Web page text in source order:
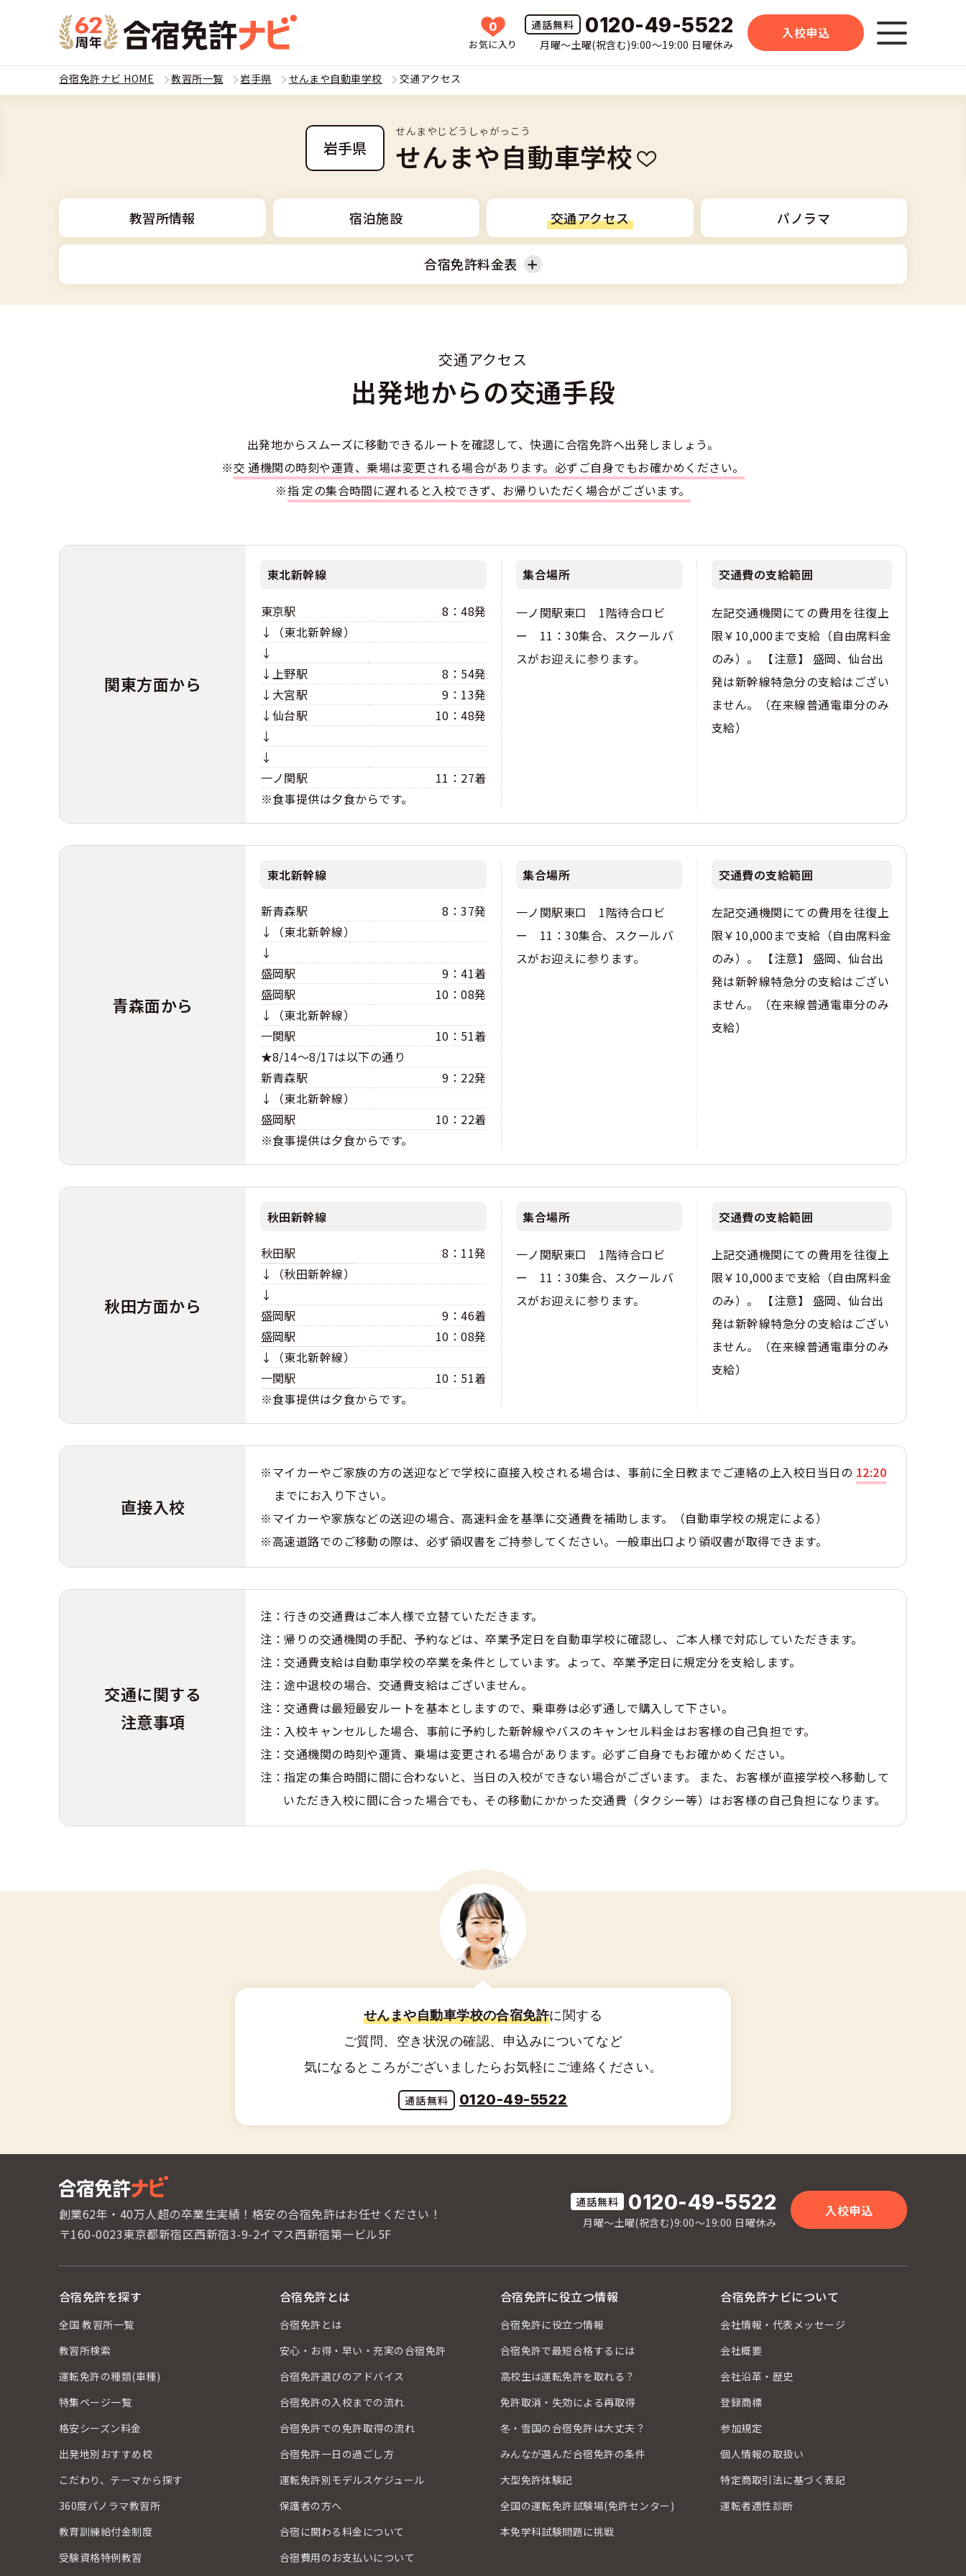
0
お気に入り
0120-49-5522
月曜〜土曜(祝含む)9:00〜19:00 日曜休み
入校申込
教習所一覧
運転免許の種類(車種)を選ぶ
普通車
大特
けん引
中型二種
大型二種
合宿免許を探す
教習所検索
運転免許の種類(車種)
360度パノラマ教習所
教育訓練給付金制度
合宿免許とは
安心・お得・早い・充実の合宿免許
合宿免許での免許取得の流れ
運転免許別モデルスケジュール
保護者の方へ
合宿費用のお支払いについて
合宿免許に必要な持ち物
合宿免許 体験談・口コミ
合宿免許 よくある質問
まるわかり！合宿免許Q＆A
免許取消・失効による再取得
冬・雪国の合宿免許は大丈夫？
みんなが選んだ合宿免許の条件
大型免許体験記
全国の運転免許試験場(免許センター)
本免学科試験問題に挑戦
登録商標
個人情報の取扱い
特定商取引法に基づく表示
入校申込
合宿免許ナビ HOME 教習所一覧 岩手県 せんまや自動車学校 交通アクセス
岩手県
せんまやじどうしゃがっこう
せんまや自動車学校
教習所情報 宿泊施設 交通アクセス パノラマ
合宿免許料金表
大型二種
交通アクセス
出発地からの交通手段
出発地からスムーズに移動できるルートを確認して、快適に合宿免許へ出発しましょう。
※
交通機関の時刻や運賃、乗場は変更される場合があります。必ずご自身でもお確かめください。
※
指定の集合時間に遅れると入校できず、お帰りいただく場合がございます。
関東方面から
東北新幹線
東京駅
8：48発
↓（東北新幹線）
↓
↓上野駅
8：54発
↓大宮駅
9：13発
↓仙台駅
10：48発
↓
↓
一ノ関駅
11：27着
※食事提供は夕食からです。
集合場所
一ノ関駅東口 1階待合ロビ
ー 11：30集合、スクールバ
スがお迎えに参ります。
交通費の支給範囲
左記交通機関にての費用を往復上
限￥10,000まで支給（自由席料金
のみ）。 【注意】 盛岡、仙台出
発は新幹線特急分の支給はござい
ません。（在来線普通電車分のみ
支給）
青森面から
東北新幹線
新青森駅
8：37発
↓（東北新幹線）
↓
盛岡駅
9：41着
盛岡駅
10：08発
↓（東北新幹線）
一関駅
10：51着
★8/14～8/17は以下の通り
新青森駅
9：22発
↓（東北新幹線）
盛岡駅
10：22着
※食事提供は夕食からです。
集合場所
一ノ関駅東口 1階待合ロビ
ー 11：30集合、スクールバ
スがお迎えに参ります。
交通費の支給範囲
左記交通機関にての費用を往復上
限￥10,000まで支給（自由席料金
のみ）。 【注意】 盛岡、仙台出
発は新幹線特急分の支給はござい
ません。（在来線普通電車分のみ
支給）
秋田方面から
秋田新幹線
秋田駅
8：11発
↓（秋田新幹線）
↓
盛岡駅
9：46着
盛岡駅
10：08発
↓（東北新幹線）
一関駅
10：51着
※食事提供は夕食からです。
集合場所
一ノ関駅東口 1階待合ロビ
ー 11：30集合、スクールバ
スがお迎えに参ります。
交通費の支給範囲
上記交通機関にての費用を往復上
限￥10,000まで支給（自由席料金
のみ）。 【注意】 盛岡、仙台出
発は新幹線特急分の支給はござい
ません。（在来線普通電車分のみ
支給）
直接入校
※マイカーやご家族の方の送迎などで学校に直接入校される場合は、事前に全日教までご連絡の上入校日当日の 12:20
までにお入り下さい。
※マイカーや家族などの送迎の場合、高速料金を基準に交通費を補助します。（自動車学校の規定による）
※高速道路でのご移動の際は、必ず領収書をご持参してください。一般車出口より領収書が取得できます。
交通に関する
注意事項
注：行きの交通費はご本人様で立替ていただきます。
注：帰りの交通機関の手配、予約などは、卒業予定日を自動車学校に確認し、ご本人様で対応していただきます。
注：交通費支給は自動車学校の卒業を条件としています。よって、卒業予定日に規定分を支給します。
注：途中退校の場合、交通費支給はございません。
注：交通費は最短最安ルートを基本としますので、乗車券は必ず通しで購入して下さい。
注：入校キャンセルした場合、事前に予約した新幹線やバスのキャンセル料金はお客様の自己負担です。
注：交通機関の時刻や運賃、乗場は変更される場合があります。必ずご自身でもお確かめください。
注：指定の集合時間に間に合わないと、当日の入校ができない場合がございます。 また、お客様が直接学校へ移動して
いただき入校に間に合った場合でも、その移動にかかった交通費（タクシー等）はお客様の自己負担になります。
せんまや自動車学校の合宿免許に関する
ご質問、空き状況の確認、申込みについてなど
気になるところがございましたらお気軽にご連絡ください。
0120-49-5522
創業62年・40万人超の卒業生実績！ 格安の合宿免許はお任せください！
〒160-0023東京都新宿区西新宿3-9-2イマス西新宿第一ビル5F
0120-49-5522
月曜〜土曜(祝含む)9:00〜19:00 日曜休み
入校申込
合宿免許を探す
全国 教習所一覧
教習所検索
運転免許の種類(車種)
特集ページ一覧
格安シーズン料金
出発地別おすすめ校
こだわり、テーマから探す
360度パノラマ教習所
教育訓練給付金制度
受験資格特例教習
合宿免許とは
合宿免許とは
安心・お得・早い・充実の合宿免許
合宿免許選びのアドバイス
合宿免許の入校までの流れ
合宿免許での免許取得の流れ
合宿免許一日の過ごし方
運転免許別モデルスケジュール
保護者の方へ
合宿に関わる料金について
合宿費用のお支払いについて
合宿免許に役立つ情報
合宿免許に役立つ情報
合宿免許で最短合格するには
高校生は運転免許を取れる？
免許取消・失効による再取得
冬・雪国の合宿免許は大丈夫？
みんなが選んだ合宿免許の条件
大型免許体験記
全国の運転免許試験場(免許センター)
本免学科試験問題に挑戦
合宿免許ナビについて
会社情報・代表メッセージ
会社概要
会社沿革・歴史
登録商標
参加規定
個人情報の取扱い
特定商取引法に基づく表記
運転者適性診断